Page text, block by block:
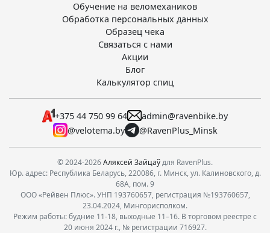
Обучение на веломехаников
Обработка персональных данных
Образец чека
Связаться с нами
Акции
Блог
Калькулятор спиц
+375 44 750 99 64
admin@ravenbike.by
@velotema.by
@RavenPlus_Minsk
© 2024-2026Аляксей Зайцаўдля RavenPlus.
Юр. адрес: Республика Беларусь, 220086, г. Минск, ул. Калиновского, д.
68А, пом. 9
ООО «Рейвен Плюс». УНП 193760657, регистрация №193760657,
23.04.2024, Мингорисполком.
Режим работы: будние 11-18, выходные 11–16. В торговом реестре с
20 июня 2024 г., № регистрации 716927.